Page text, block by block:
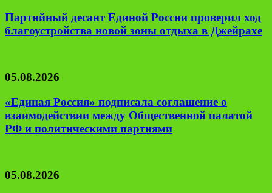
Партийный десант Единой России проверил ход
благоустройства новой зоны отдыха в Джейрахе
05.08.2026
«Единая Россия» подписала соглашение о
взаимодействии между Общественной палатой
РФ и политическими партиями
05.08.2026